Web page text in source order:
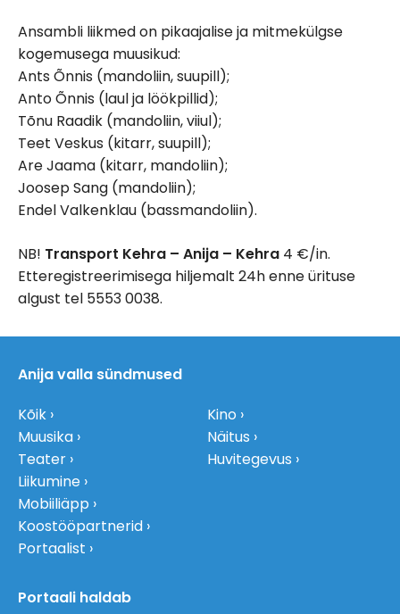
Ansambli liikmed on pikaajalise ja mitmekülgse
kogemusega muusikud:
Ants Õnnis (mandoliin, suupill);
Anto Õnnis (laul ja löökpillid);
Tõnu Raadik (mandoliin, viiul);
Teet Veskus (kitarr, suupill);
Are Jaama (kitarr, mandoliin);
Joosep Sang (mandoliin);
Endel Valkenklau (bassmandoliin).
NB! Transport Kehra – Anija – Kehra 4 €/in.
Etteregistreerimisega hiljemalt 24h enne ürituse
algust tel 5553 0038.
Anija valla sündmused
Kõik
Muusika
Teater
Liikumine
Kino
Näitus
Huvitegevus
Mobiiliäpp
Koostööpartnerid
Portaalist
Portaali haldab